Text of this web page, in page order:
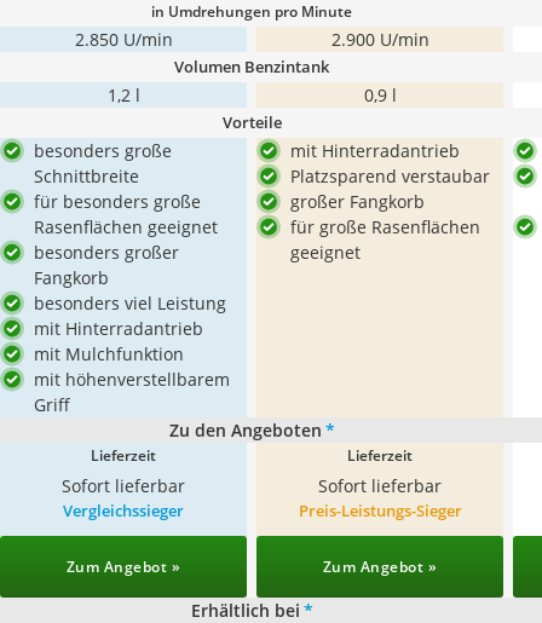
in Umdrehungen pro Minute
2.850 U/min 2.900 U/min
Volumen Benzintank
1,2 l 0,9 l
Vorteile
besonders große
Schnittbreite
für besonders große
Rasenflächen geeignet
besonders großer
Fangkorb
besonders viel Leistung
mit Hinterradantrieb
mit Mulchfunktion
mit höhenverstellbarem
Griff
mit Hinterradantrieb
Platzsparend verstaubar
großer Fangkorb
für große Rasenflächen
geeignet
Zu den Angeboten *
Lieferzeit
Sofort lieferbar
Lieferzeit
Sofort lieferbar
Vergleichssieger
Zum Angebot »
Preis-Leistungs-Sieger
Zum Angebot »
Erhältlich bei *